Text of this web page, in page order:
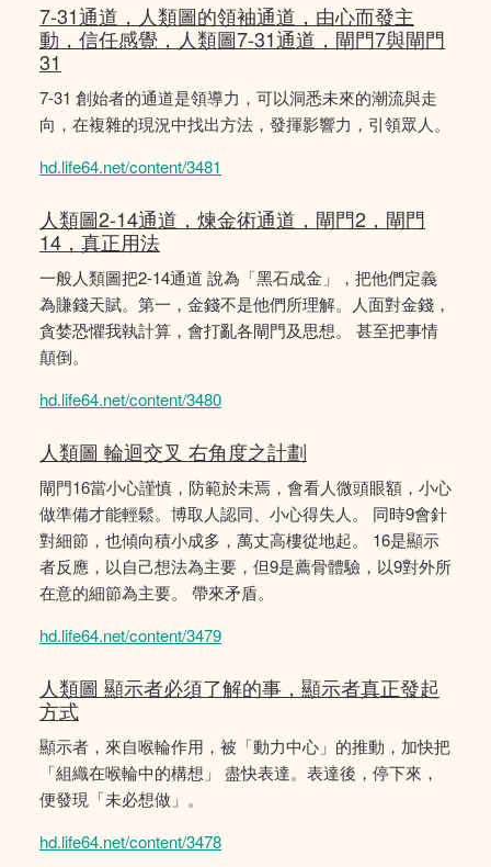
7-31通道，人類圖的領袖通道，由心而發主
動，信任感覺，人類圖7-31通道，閘門7與閘門
31
7-31 創始者的通道是領導力，可以洞悉未來的潮流與走
向，在複雜的現況中找出方法，發揮影響力，引領眾人。
hd.life64.net/content/3481
人類圖2-14通道，煉金術通道，閘門2，閘門
14，真正用法
一般人類圖把2-14通道 說為「黑石成金」，把他們定義
為賺錢天賦。第一，金錢不是他們所理解。人面對金錢，
貪婪恐懼我執計算，會打亂各閘門及思想。 甚至把事情
顛倒。
hd.life64.net/content/3480
人類圖 輪迴交叉 右角度之計劃
閘門16當小心謹慎，防範於未焉，會看人微頭眼額，小心
做準備才能輕鬆。博取人認同、小心得失人。 同時9會針
對細節，也傾向積小成多，萬丈高樓從地起。 16是顯示
者反應，以自己想法為主要，但9是薦骨體驗，以9對外所
在意的細節為主要。 帶來矛盾。
hd.life64.net/content/3479
人類圖 顯示者必須了解的事，顯示者真正發起
方式
顯示者，來自喉輪作用，被「動力中心」的推動，加快把
「組織在喉輪中的構想」 盡快表達。表達後，停下來，
便發現「未必想做」。
hd.life64.net/content/3478